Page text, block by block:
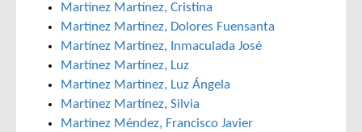
Martínez Martínez, Cristina
Martínez Martínez, Dolores Fuensanta
Martínez Martínez, Inmaculada José
Martínez Martínez, Luz
Martínez Martínez, Luz Ángela
Martínez Martínez, Silvia
Martínez Méndez, Francisco Javier